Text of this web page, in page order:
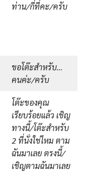
ท่าน/กี่ที่คะ/ครับ
ขอโต๊ะสําหรับ…
คนค่ะ/ครับ
โต๊ะของคุณ
เรียบร้อยแล้ว เชิญ
ทางนี้/โต๊ะสำหรับ
2 ที่นั่งใช่ไหม ตาม
ฉันมาเลย ตรงนี้/
เชิญตามฉันมาเลย